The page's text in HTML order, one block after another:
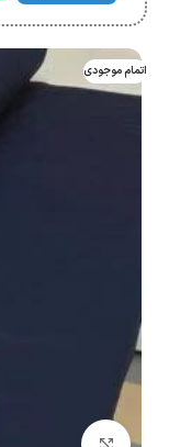
اتمام موجودی